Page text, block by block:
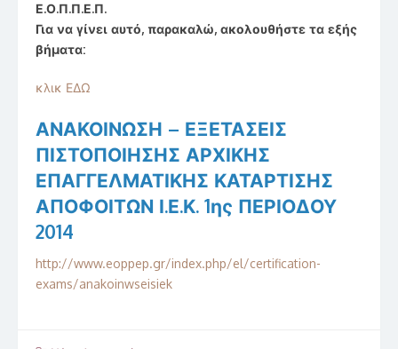
Ε.Ο.Π.Π.Ε.Π.
Για να γίνει αυτό, παρακαλώ, ακολουθήστε τα εξής
βήματα:
κλικ ΕΔΩ
ΑΝΑΚΟΙΝΩΣΗ – ΕΞΕΤΑΣΕΙΣ
ΠΙΣΤΟΠΟΙΗΣΗΣ ΑΡΧΙΚΗΣ
ΕΠΑΓΓΕΛΜΑΤΙΚΗΣ ΚΑΤΑΡΤΙΣΗΣ
ΑΠΟΦΟΙΤΩΝ Ι.Ε.Κ. 1ης ΠΕΡΙΟΔΟΥ
2014
http://www.eoppep.gr/index.php/el/certification-
exams/anakoinwseisiek